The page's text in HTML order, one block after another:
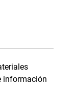
información